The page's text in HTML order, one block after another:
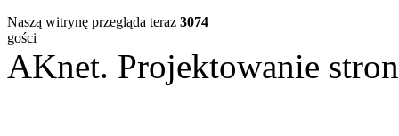
Naszą witrynę przegląda teraz 3074
gości
AKnet. Projektowanie